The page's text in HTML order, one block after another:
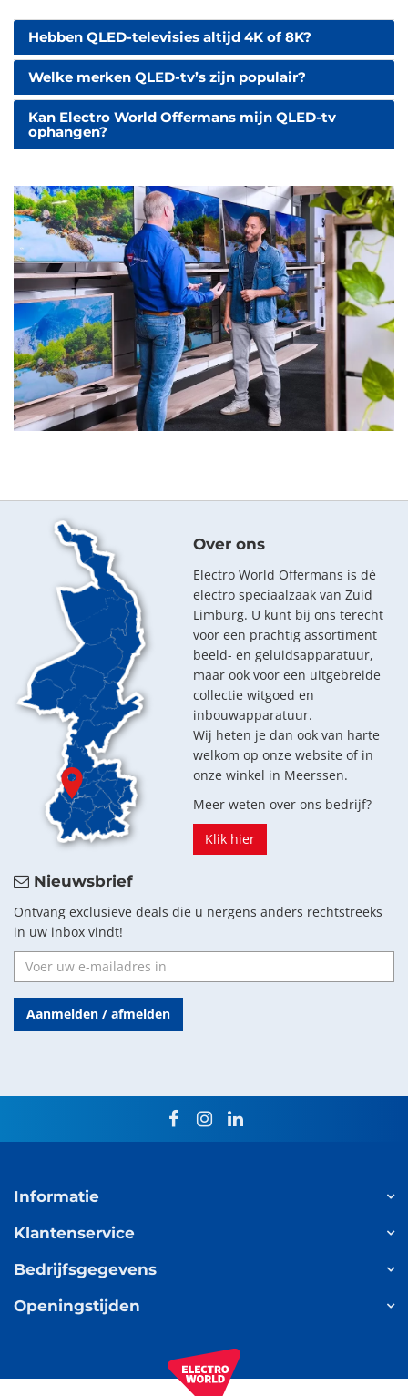
Hebben QLED-televisies altijd 4K of 8K?
Welke merken QLED-tv’s zijn populair?
Kan Electro World Offermans mijn QLED-tv
ophangen?
Over ons
Electro World Offermans is dé
electro speciaalzaak van Zuid
Limburg. U kunt bij ons terecht
voor een prachtig assortiment
beeld- en geluidsapparatuur,
maar ook voor een uitgebreide
collectie witgoed en
inbouwapparatuur.
Wij heten je dan ook van harte
welkom op onze website of in
onze winkel in Meerssen.
Meer weten over ons bedrijf?
Klik hier
Nieuwsbrief
Ontvang exclusieve deals die u nergens anders rechtstreeks
in uw inbox vindt!
Aanmelden / afmelden
facebookinstagram
linkedin
Informatie
Klantenservice
Bedrijfsgegevens
Openingstijden